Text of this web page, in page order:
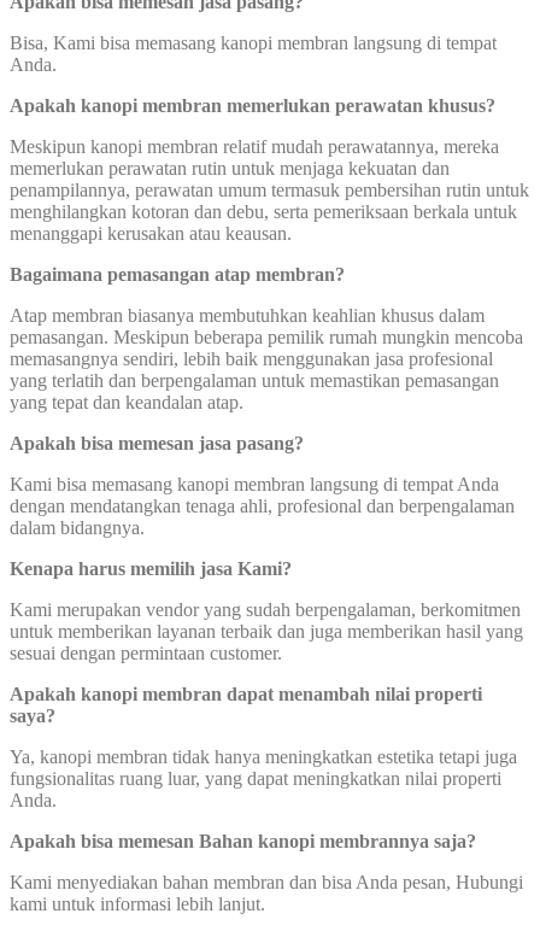
Bisa, Kami bisa memasang kanopi membran langsung di tempat
Anda.
Apakah kanopi membran memerlukan perawatan khusus?
Meskipun kanopi membran relatif mudah perawatannya, mereka
memerlukan perawatan rutin untuk menjaga kekuatan dan
penampilannya, perawatan umum termasuk pembersihan rutin untuk
menghilangkan kotoran dan debu, serta pemeriksaan berkala untuk
menanggapi kerusakan atau keausan.
Bagaimana pemasangan atap membran?
Atap membran biasanya membutuhkan keahlian khusus dalam
pemasangan. Meskipun beberapa pemilik rumah mungkin mencoba
memasangnya sendiri, lebih baik menggunakan jasa profesional
yang terlatih dan berpengalaman untuk memastikan pemasangan
yang tepat dan keandalan atap.
Apakah bisa memesan jasa pasang?
Kami bisa memasang kanopi membran langsung di tempat Anda
dengan mendatangkan tenaga ahli, profesional dan berpengalaman
dalam bidangnya.
Kenapa harus memilih jasa Kami?
Kami merupakan vendor yang sudah berpengalaman, berkomitmen
untuk memberikan layanan terbaik dan juga memberikan hasil yang
sesuai dengan permintaan customer.
Apakah kanopi membran dapat menambah nilai properti
saya?
Ya, kanopi membran tidak hanya meningkatkan estetika tetapi juga
fungsionalitas ruang luar, yang dapat meningkatkan nilai properti
Anda.
Apakah bisa memesan Bahan kanopi membrannya saja?
Kami menyediakan bahan membran dan bisa Anda pesan, Hubungi
kami untuk informasi lebih lanjut.